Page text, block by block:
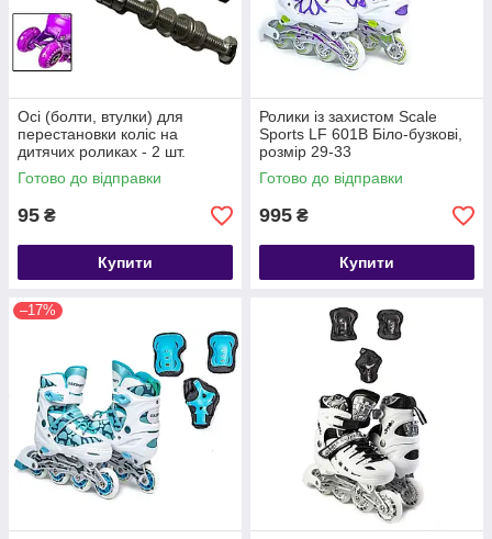
Осі (болти, втулки) для
перестановки коліс на
дитячих роликах - 2 шт.
Готово до відправки
95 ₴
Купити
Ролики із захистом Scale
Sports LF 601B Біло-бузкові,
розмір 29-33
Готово до відправки
995 ₴
Купити
–17%